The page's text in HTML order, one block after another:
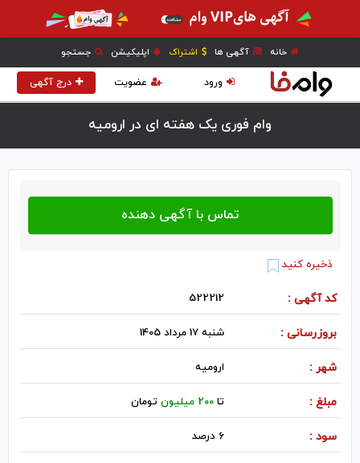
خانه آگهی ها اشتراک اپلیکیشن جستجو
درج آگهی عضویت ورود
وام فوری یک هفته ای در اروميه
ذخیره کنید
کد آگهی : 522212
بروزرسانی : شنبه 17 مرداد 1405
شهر : اروميه
مبلغ : تا200 میلیون تومان
سود : 6 درصد